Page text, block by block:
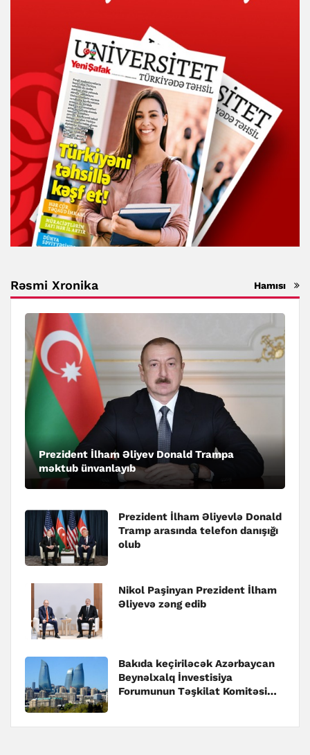
Rəsmi Xronika Hamısı
Prezident İlham Əliyev Donald Trampa
məktub ünvanlayıb
Prezident İlham Əliyevlə Donald
Tramp arasında telefon danışığı
olub
Nikol Paşinyan Prezident İlham
Əliyevə zəng edib
Bakıda keçiriləcək Azərbaycan
Beynəlxalq İnvestisiya
Forumunun Təşkilat Komitəsi